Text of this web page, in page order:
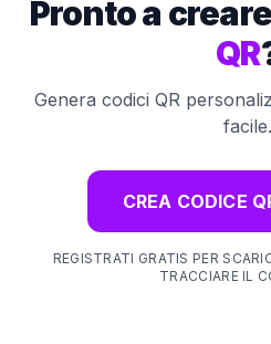
Pronto a
QR
Genera codici QR
facile.
CREA CODICE
REGISTRATI GRATIS PER
TRACCIARE IL